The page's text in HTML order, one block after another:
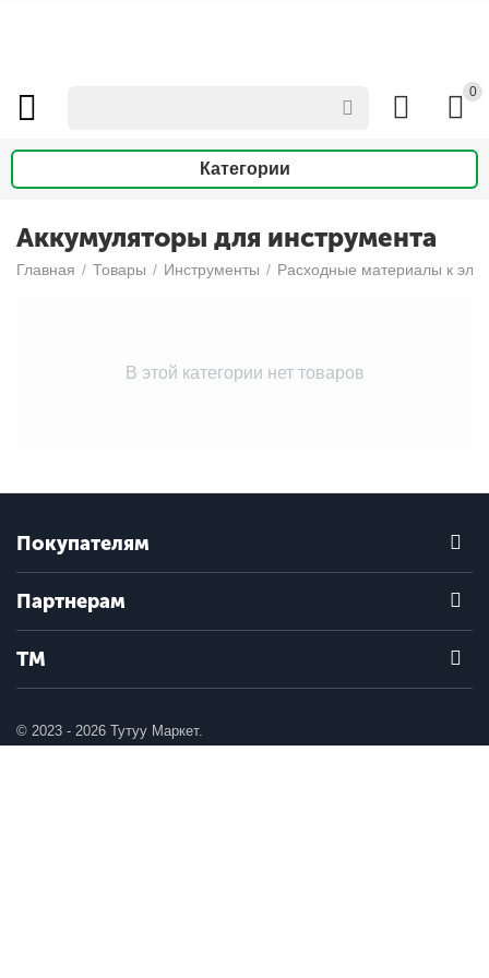
0
Категории
Аккумуляторы для инструмента
Главная / Товары / Инструменты / Расходные материалы к
В этой категории нет товаров
Покупателям
Партнерам
ТМ
© 2023 - 2026 Тутуу Маркет.